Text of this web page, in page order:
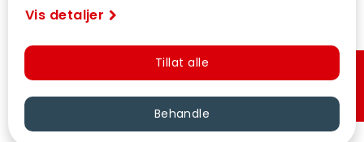
Vis detaljer
Tillat alle
Behandle Hurtigkjøp